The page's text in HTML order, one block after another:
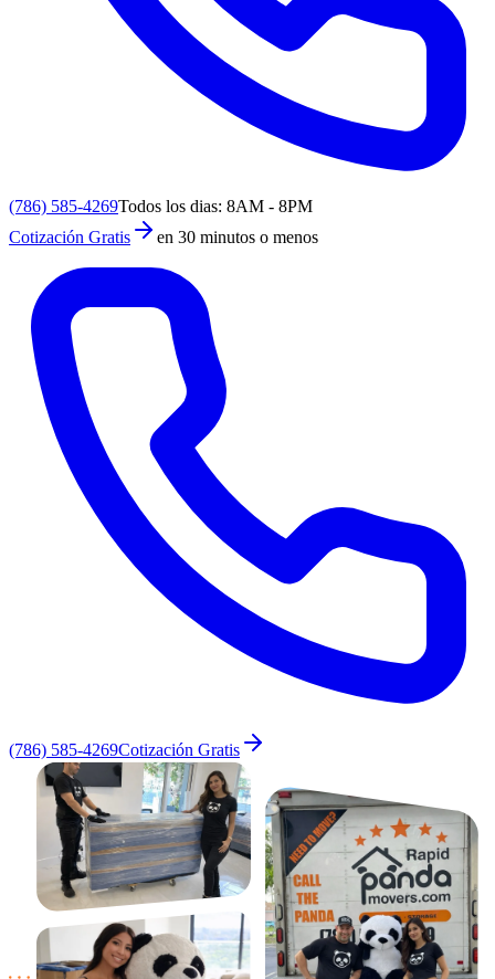
(786) 585-4269Todos los dias: 8AM - 8PM
Cotización Gratis
en 30 minutos o menos
(786) 585-4269Cotización Gratis